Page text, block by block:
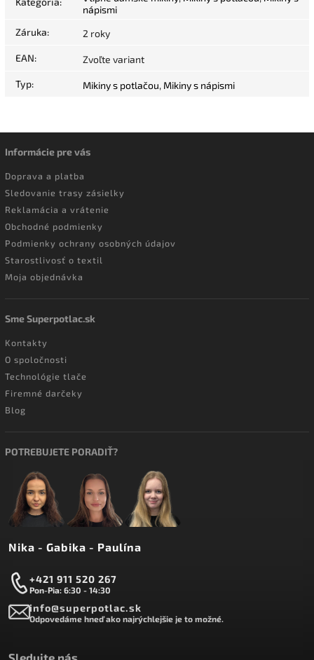
nápismi
Záruka: 2 roky
EAN: Zvoľte variant
Typ: Mikiny s potlačou, Mikiny s nápismi
Informácie pre vás
Doprava a platba
Sledovanie trasy zásielky
Reklamácia a vrátenie
Obchodné podmienky
Podmienky ochrany osobných údajov
Starostlivosť o textil
Moja objednávka
Sme Superpotlac.sk
Kontakty
O spoločnosti
Technológie tlače
Firemné darčeky
Blog
POTREBUJETE PORADIŤ?
Nika - Gabika - Paulína
+421 911 520 267
Pon-Pia: 6:30 - 14:30
info@superpotlac.sk
Odpovedáme hneď ako najrýchlejšie je to možné.
Sledujte nás